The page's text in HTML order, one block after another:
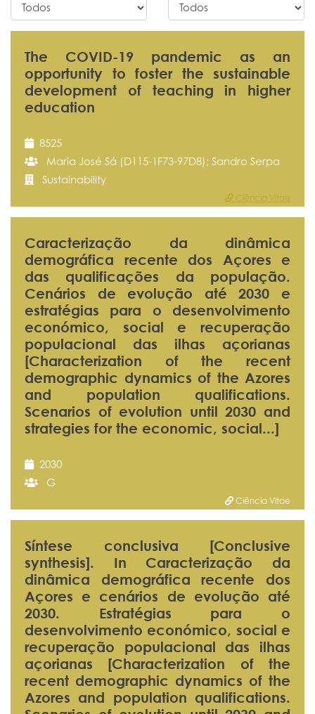
The COVID-19 pandemic as an
opportunity to foster the sustainable
development of teaching in higher
education
8525
Maria José Sá (D115-1F73-97D8); Sandro Serpa
Sustainability
Ciência Vitae
Caracterização da dinâmica
demográfica recente dos Açores e
das qualificações da população.
Cenários de evolução até 2030 e
estratégias para o desenvolvimento
económico, social e recuperação
populacional das ilhas açorianas
[Characterization of the recent
demographic dynamics of the Azores
and population qualifications.
Scenarios of evolution until 2030 and
strategies for the economic, social...]
2030
G
Ciência Vitae
Síntese conclusiva [Conclusive
synthesis]. In Caracterização da
dinâmica demográfica recente dos
Açores e cenários de evolução até
2030. Estratégias para o
desenvolvimento económico, social e
recuperação populacional das ilhas
açorianas [Characterization of the
recent demographic dynamics of the
Azores and population qualifications.